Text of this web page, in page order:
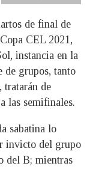
de final de
CEL 2021,
instancia en la
de grupos, tanto
tratarán de
las semifinales.
sabatina lo
invicto del grupo
del B; mientras